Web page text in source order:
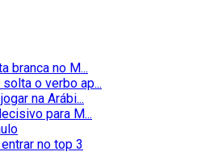
branca no M...
o verbo ap...
na Arábi...
para M...
no top 3